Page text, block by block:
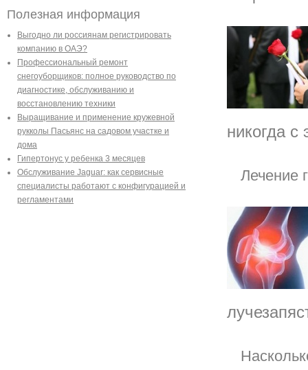
Полезная информация
Выгодно ли россиянам регистрировать
компанию в ОАЭ?
Профессиональный ремонт
снегоуборщиков: полное руководство по
диагностике, обслуживанию и
восстановлению техники
Выращивание и применение кружевной
рукколы Пасьянс на садовом участке и
дома
Гипертонус у ребенка 3 месяцев
Обслуживание Jaguar: как сервисные
специалисты работают с конфигурацией и
регламентами
никогда с
Лечение